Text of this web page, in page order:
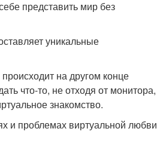
представить мир без
уникальные
на другом конце
что-то, не отходя от монитора,
знакомство.
и проблемах виртуальной любви